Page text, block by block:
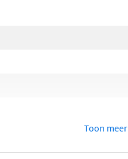
Toon meer